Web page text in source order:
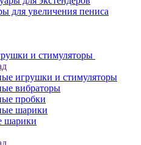
для увеличения пениса
и стимуляторы
игрушки и стимуляторы
вибраторы
пробки
шарики
шарики